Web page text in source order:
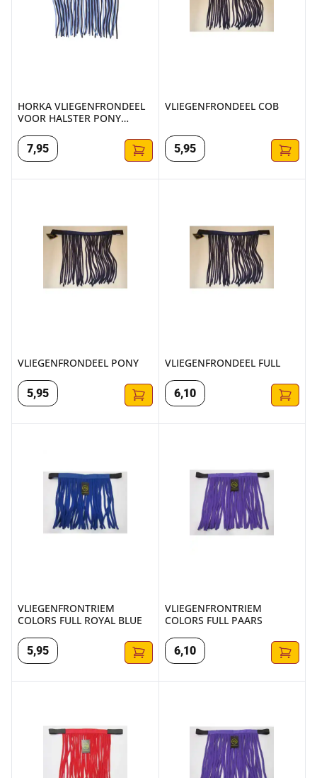
HORKA VLIEGENFRONDEEL
VOOR HALSTER PONY
7,95
VLIEGENFRONDEEL COB
5,95
VLIEGENFRONDEEL PONY
5,95
VLIEGENFRONDEEL FULL
6,10
VLIEGENFRONTRIEM
COLORS FULL ROYAL BLUE
5,95
VLIEGENFRONTRIEM
COLORS FULL PAARS
6,10